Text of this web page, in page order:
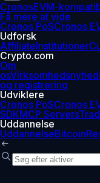
CronosEVM-
Få mere at vide
Cronos PoSCronos
Udforsk
AffiliateInstitutioner
Crypto.com
Om
os
og registrering
Udviklere
Cronos PoSCronos
SDKMCP Servers
Uddannelse
UddannelseBitcoin